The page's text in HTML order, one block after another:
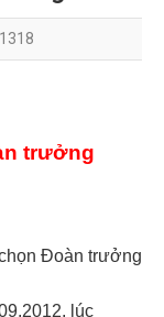
1318
trưởng
lúc